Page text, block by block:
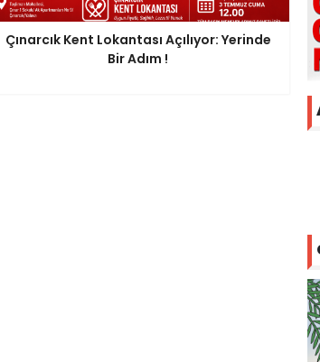
Çınarcık Kent Lokantası Açılıyor: Yerinde
Bir Adım !